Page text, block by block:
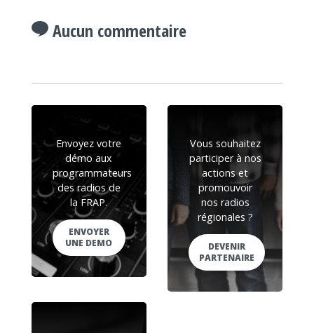
Aucun commentaire
Envoyez votre
démo aux
programmateurs
des radios de
la FRAP.
ENVOYER
UNE DEMO
Vous souhaitez
participer à nos
actions et
promouvoir
nos radios
régionales ?
DEVENIR
PARTENAIRE